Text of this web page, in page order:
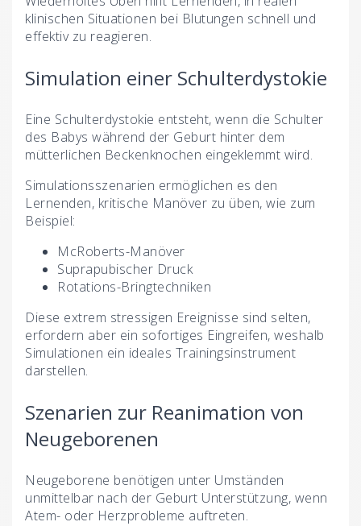
klinischen Situationen bei Blutungen schnell und
effektiv zu reagieren.
Simulation einer Schulterdystokie
Eine Schulterdystokie entsteht, wenn die Schulter
des Babys während der Geburt hinter dem
mütterlichen Beckenknochen eingeklemmt wird.
Simulationsszenarien ermöglichen es den
Lernenden, kritische Manöver zu üben, wie zum
Beispiel:
McRoberts-Manöver
Suprapubischer Druck
Rotations-Bringtechniken
Diese extrem stressigen Ereignisse sind selten,
erfordern aber ein sofortiges Eingreifen, weshalb
Simulationen ein ideales Trainingsinstrument
darstellen.
Szenarien zur Reanimation von
Neugeborenen
Neugeborene benötigen unter Umständen
unmittelbar nach der Geburt Unterstützung, wenn
Atem- oder Herzprobleme auftreten.